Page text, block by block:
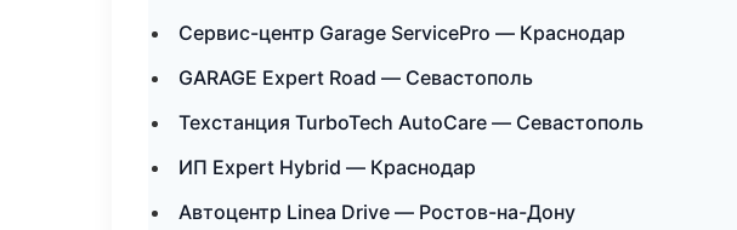
Сервис-центр Garage ServicePro — Краснодар
GARAGE Expert Road — Севастополь
Техстанция TurboTech AutoCare — Севастополь
ИП Expert Hybrid — Краснодар
Автоцентр Linea Drive — Ростов-на-Дону